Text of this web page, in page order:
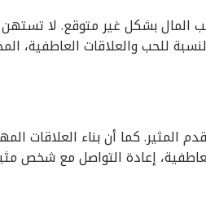
بشكل غير متوقع. لا تستهن
للحب والعلاقات العاطفية،
المثير. كما أن بناء العلاقات
إعادة التواصل مع شخص